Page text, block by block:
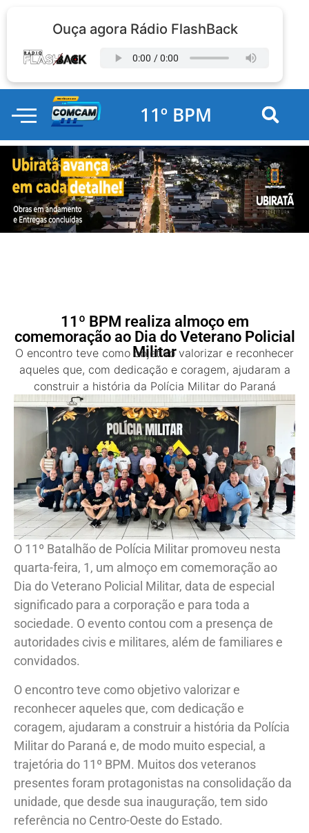
Ouça agora Rádio FlashBack
11º BPM
11º BPM realiza almoço em
comemoração ao Dia do Veterano Policial
Militar
O encontro teve como objetivo valorizar e reconhecer
aqueles que, com dedicação e coragem, ajudaram a
construir a história da Polícia Militar do Paraná
O 11º Batalhão de Polícia Militar promoveu nesta
quarta-feira, 1, um almoço em comemoração ao
Dia do Veterano Policial Militar, data de especial
significado para a corporação e para toda a
sociedade. O evento contou com a presença de
autoridades civis e militares, além de familiares e
convidados.
O encontro teve como objetivo valorizar e
reconhecer aqueles que, com dedicação e
coragem, ajudaram a construir a história da Polícia
Militar do Paraná e, de modo muito especial, a
trajetória do 11º BPM. Muitos dos veteranos
presentes foram protagonistas na consolidação da
unidade, que desde sua inauguração, tem sido
referência no Centro-Oeste do Estado.